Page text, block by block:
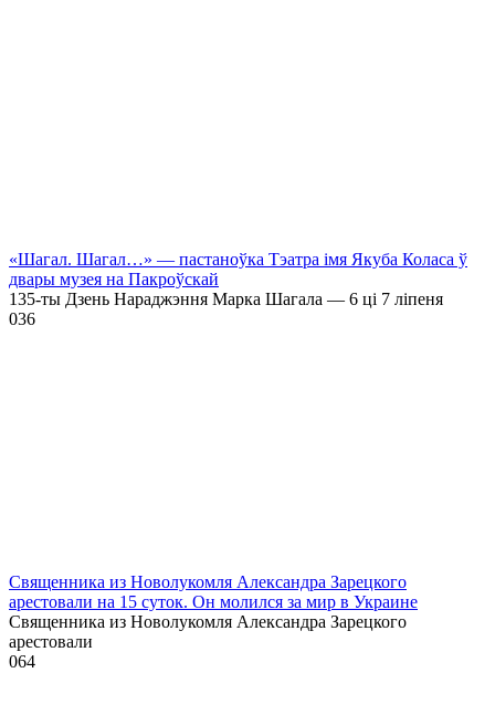
«Шагал. Шагал…» — пастаноўка Тэатра імя Якуба Коласа ў
двары музея на Пакроўскай
135-ты Дзень Нараджэння Марка Шагала — 6 ці 7 ліпеня
036
Священника из Новолукомля Александра Зарецкого
арестовали на 15 суток. Он молился за мир в Украине
Священника из Новолукомля Александра Зарецкого
арестовали
064